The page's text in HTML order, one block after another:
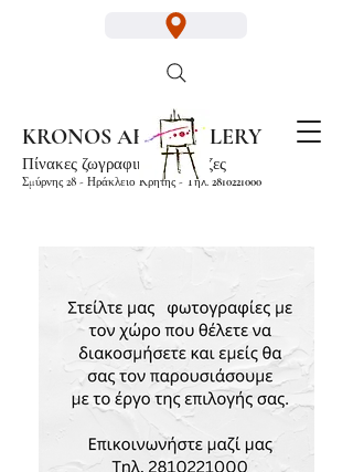
KRONOS ART GALLERY
Πίνακες ζωγραφικής Κορνίζες
Σμύρνης 28 - Ηράκλειο Κρήτης - Τηλ. 2810221000